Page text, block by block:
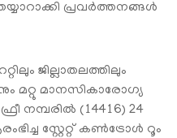
പ്രവർത്തനങ്ങൾ
ജില്ലാതലത്തിലും
മറ്റു മാനസികാരോഗ്യ
നമ്പരിൽ (14416) 24
സ്റ്റേറ്റ് കൺട്രോൾ റൂം